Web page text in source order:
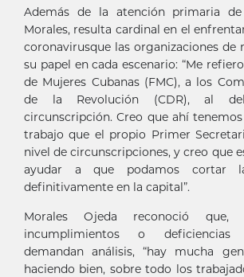
Además de la atención primaria de
Morales, resulta cardinal en el
coronavirusque las organizaciones de
su papel en cada escenario: “Me
de Mujeres Cubanas (FMC), a los
de la Revolución (CDR), al
circunscripción. Creo que ahí
trabajo que el propio Primer
nivel de circunscripciones, y creo que
ayudar a que podamos cortar
definitivamente en la capital”.
Morales Ojeda reconoció
incumplimientos o
demandan análisis, “hay mucha
haciendo bien, sobre todo los